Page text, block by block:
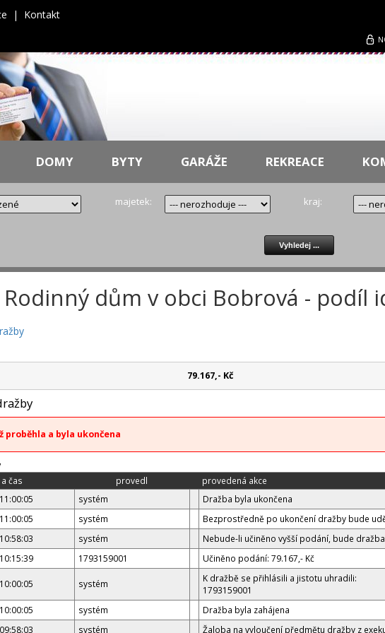
| Kontakt
DOMY BYTY GARÁŽE REKREACE
majetek: kraj:
Rodinný dům v obci Bobrová - podíl
79.167,- Kč
proběhla a byla ukončena
čas provedl provedená akce
11:00:05 systém Dražba byla ukončena
11:00:05 systém Bezprostředně po ukončení dražby bude
10:58:03 systém Nebude-li učiněno vyšší podání, bude
10:15:39 1793159001 Učiněno podání: 79.167,- Kč
10:00:05 systém
K dražbě se přihlásili a jistotu uhradili:
1793159001
10:00:05 systém Dražba byla zahájena
09:58:03 systém Žaloba na vyloučení předmětu dražby z